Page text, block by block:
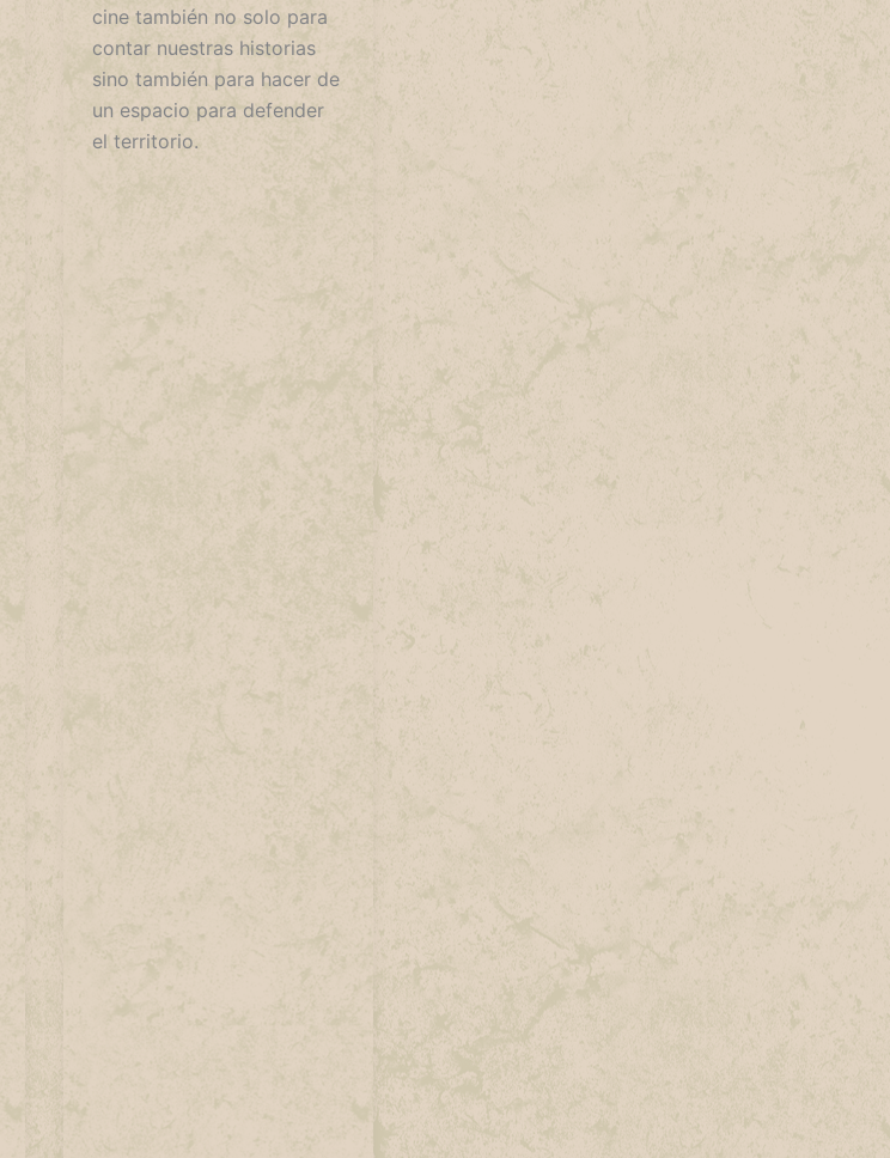
cine también no solo para
contar nuestras historias
sino también para hacer de
un espacio para defender
el territorio.